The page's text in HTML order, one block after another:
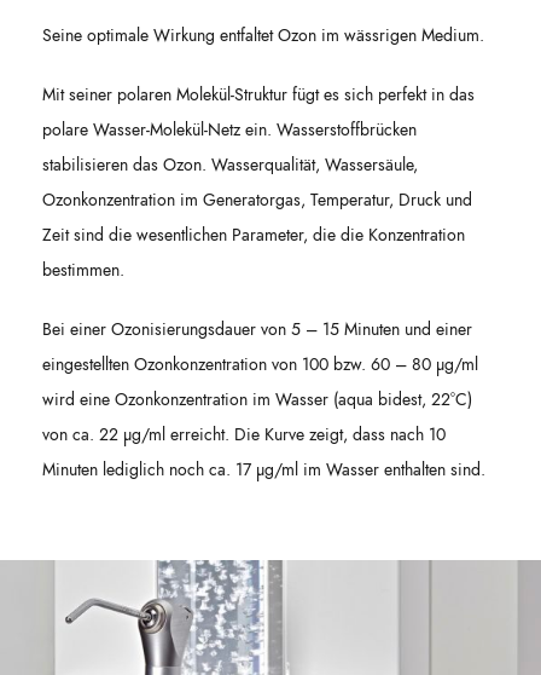
Seine optimale Wirkung entfaltet Ozon im wässrigen Medium.
Mit seiner polaren Molekül-Struktur fügt es sich perfekt in das
polare Wasser-Molekül-Netz ein. Wasserstoffbrücken
stabilisieren das Ozon. Wasserqualität, Wassersäule,
Ozonkonzentration im Generatorgas, Temperatur, Druck und
Zeit sind die wesentlichen Parameter, die die Konzentration
bestimmen.
Bei einer Ozonisierungsdauer von 5 – 15 Minuten und einer
eingestellten Ozonkonzentration von 100 bzw. 60 – 80 µg/ml
wird eine Ozonkonzentration im Wasser (aqua bidest, 22°C)
von ca. 22 µg/ml erreicht. Die Kurve zeigt, dass nach 10
Minuten lediglich noch ca. 17 µg/ml im Wasser enthalten sind.